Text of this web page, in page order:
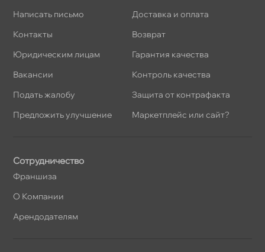
Написать письмо
Контакты
Юридическим лицам
акансии
Подать жалобу
Предложить улучшение
Доставка и оплата
озврат
Гарантия качества
Контроль качества
Защита от контрафакта
Маркетплейс или сайт?
Сотрудничество
Франшиза
О Компании
Арендодателям